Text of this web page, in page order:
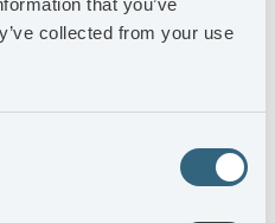
that you’ve
collected from your use
avancerad skärande
inom svarvning, fräsning